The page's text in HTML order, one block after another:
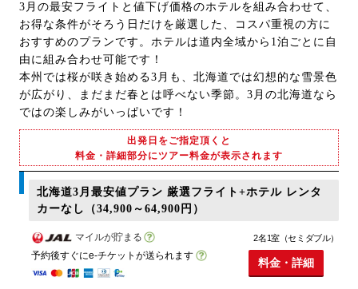
3月の最安フライトと値下げ価格のホテルを組み合わせて、
お得な条件がそろう日だけを厳選した、コスパ重視の方に
おすすめのプランです。ホテルは道内全域から1泊ごとに自
由に組み合わせ可能です！
本州では桜が咲き始める3月も、北海道では幻想的な雪景色
が広がり、まだまだ春とは呼べない季節。3月の北海道なら
ではの楽しみがいっぱいです！
出発日をご指定頂くと
料金・詳細部分にツアー料金が表示されます
北海道3月最安値プラン 厳選フライト+ホテル レンタ
カーなし（34,900～64,900円）
マイルが貯まる
予約後すぐにe-チケットが送られます
2名1室（セミダブル）
料金・詳細